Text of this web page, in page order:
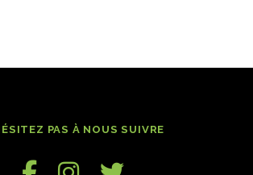
PAS À NOUS SUIVRE